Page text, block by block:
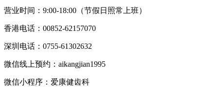
营业时间：9:00-18:00（节假日照常上班）
香港电话：00852-62157070
深圳电话：0755-61302632
微信线上预约：aikangjian1995
微信小程序：爱康健齿科